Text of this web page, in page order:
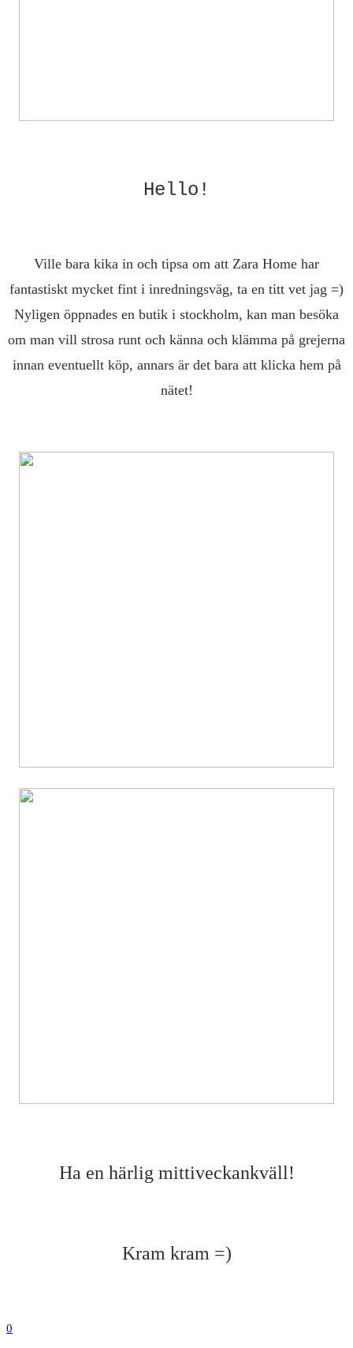
Hello!
Ville bara kika in och tipsa om att Zara Home har
fantastiskt mycket fint i inredningsväg, ta en titt vet jag =)
Nyligen öppnades en butik i stockholm, kan man besöka
om man vill strosa runt och känna och klämma på grejerna
innan eventuellt köp, annars är det bara att klicka hem på
nätet!
Ha en härlig mittiveckankväll!
Kram kram =)
0